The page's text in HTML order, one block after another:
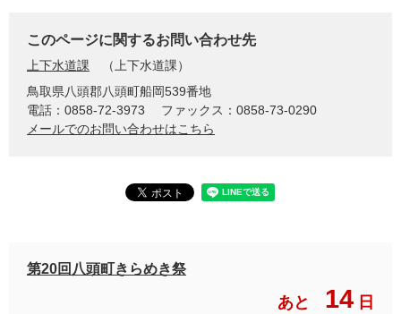
このページに関するお問い合わせ先
上下水道課
上下水道課
鳥取県八頭郡八頭町船岡539番地
電話：0858-72-3973
ファックス：0858-73-0290
メールでのお問い合わせはこちら
第20回八頭町きらめき祭
あと 14 日